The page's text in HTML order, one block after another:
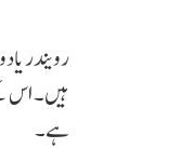
رویندر
ہے۔